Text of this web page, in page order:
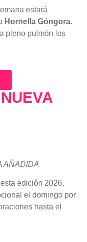
estará
Hornella Góngora.
pleno pulmón los
AÑADIDA
edición 2026,
el domingo por
hasta el